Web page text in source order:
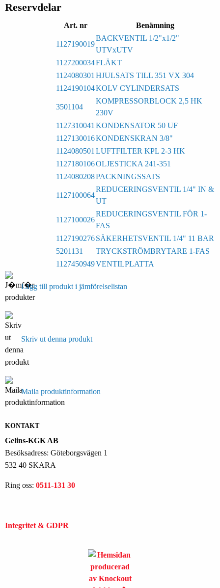
Reservdelar
Art. nr Benämning
1127190019
BACKVENTIL 1/2"x1/2"
UTVxUTV
1127200034FLÄKT
1124080301 HJULSATS TILL 351 VX 304
1124190104KOLV CYLINDERSATS
3501104
KOMPRESSORBLOCK 2,5 HK
230V
1127310041 KONDENSATOR 50 UF
1127130016KONDENSKRAN 3/8"
1124080501 LUFTFILTER KPL 2-3 HK
1127180106OLJESTICKA 241-351
1124080208PACKNINGSSATS
1127100064
REDUCERINGSVENTIL 1/4" IN &
UT
1127100026
REDUCERINGSVENTIL FÖR 1-
FAS
1127190276SÄKERHETSVENTIL 1/4" 11 BAR
5201131
TRYCKSTRÖMBRYTARE 1-FAS
1127450949VENTILPLATTA
Lägg till produkt i jämförelselistan
Skriv ut denna produkt
Maila produktinformation
KONTAKT
Gelins-KGK AB
Besöksadress: Göteborgsvägen 1
532 40 SKARA
Ring oss: 0511-131 30
Integritet & GDPR